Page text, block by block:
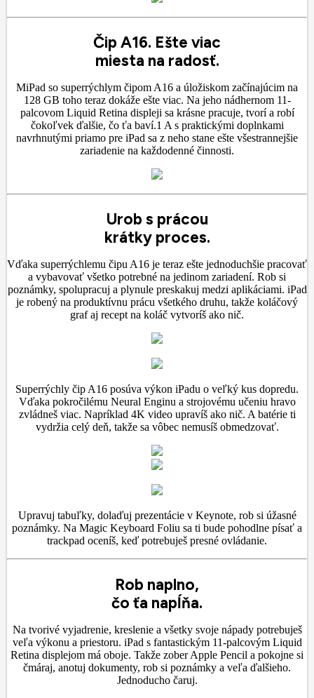
Čip A16. Ešte viac
miesta na radosť.
MiPad so superrýchlym čipom A16 a úložiskom začínajúcim na
128 GB toho teraz dokáže ešte viac. Na jeho nádhernom 11-
palcovom Liquid Retina displeji sa krásne pracuje, tvorí a robí
čokoľvek ďalšie, čo ťa baví.1 A s praktickými doplnkami
navrhnutými priamo pre iPad sa z neho stane ešte všestrannejšie
zariadenie na každodenné činnosti.
Urob s prácou
krátky proces.
Vďaka superrýchlemu čipu A16 je teraz ešte jednoduchšie pracovať
a vybavovať všetko potrebné na jedinom zariadení. Rob si
poznámky, spolupracuj a plynule preskakuj medzi aplikáciami. iPad
je robený na produktívnu prácu všetkého druhu, takže koláčový
graf aj recept na koláč vytvoríš ako nič.
Superrýchly čip A16 posúva výkon iPadu o veľký kus dopredu.
Vďaka pokročilému Neural Enginu a strojovému učeniu hravo
zvládneš viac. Napríklad 4K video upravíš ako nič. A batérie ti
vydržia celý deň, takže sa vôbec nemusíš obmedzovať.
Upravuj tabuľky, dolaďuj prezentácie v Keynote, rob si úžasné
poznámky. Na Magic Keyboard Foliu sa ti bude pohodlne písať a
trackpad oceníš, keď potrebuješ presné ovládanie.
Rob naplno,
čo ťa napĺňa.
Na tvorivé vyjadrenie, kreslenie a všetky svoje nápady potrebuješ
veľa výkonu a priestoru. iPad s fantastickým 11-palcovým Liquid
Retina displejom má oboje. Takže zober Apple Pencil a pokojne si
čmáraj, anotuj dokumenty, rob si poznámky a veľa ďalšieho.
Jednoducho čaruj.